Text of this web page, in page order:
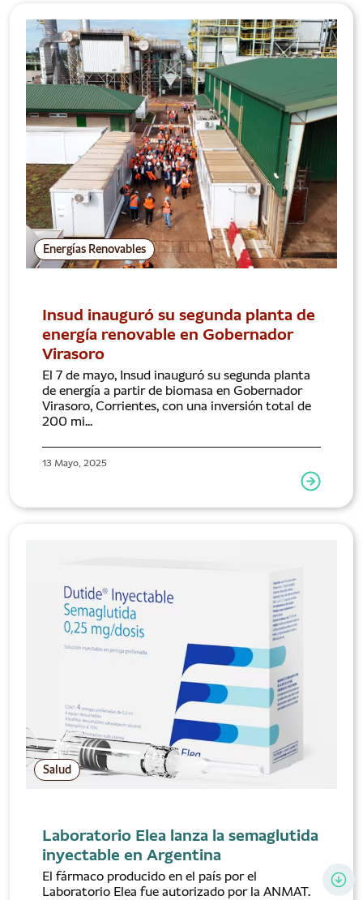
Energías Renovables
Insud inauguró su segunda planta de
energía renovable en Gobernador
Virasoro
El 7 de mayo, Insud inauguró su segunda planta
de energía a partir de biomasa en Gobernador
Virasoro, Corrientes, con una inversión total de
200 mi...
13 Mayo, 2025
Salud
Laboratorio Elea lanza la semaglutida
inyectable en Argentina
El fármaco producido en el país por el
Laboratorio Elea fue autorizado por la ANMAT.